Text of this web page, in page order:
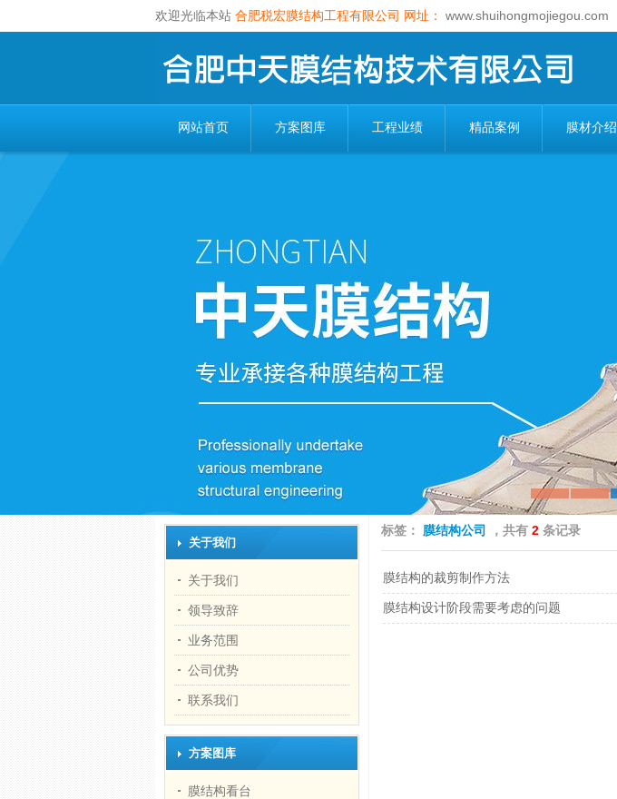
欢迎光临本站 合肥税宏膜结构工程有限公司 网址： www.shuihongmojiegou.com
网站首页 方案图库 工程业绩 精品案例 膜材介绍
关于我们
关于我们
领导致辞
业务范围
公司优势
联系我们
方案图库
膜结构看台
标签： 膜结构公司 ，共有 2条记录
膜结构的裁剪制作方法
膜结构设计阶段需要考虑的问题